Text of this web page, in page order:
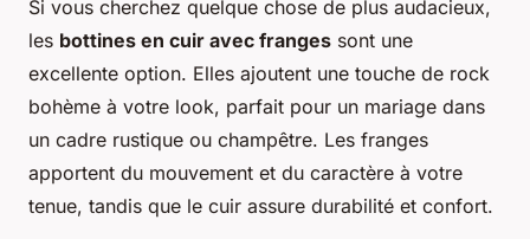
Si vous cherchez quelque chose de plus audacieux,
les bottines en cuir avec franges sont une
excellente option. Elles ajoutent une touche de rock
bohème à votre look, parfait pour un mariage dans
un cadre rustique ou champêtre. Les franges
apportent du mouvement et du caractère à votre
tenue, tandis que le cuir assure durabilité et confort.